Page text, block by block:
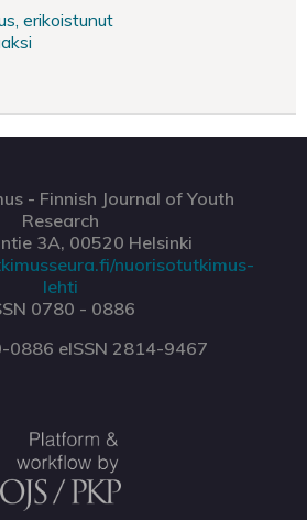
erikoistunut
- Finnish Journal of Youth
Research
3A, 00520 Helsinki
nuorisotutkimus-
lehti
0780 - 0886
0886 eISSN 2814-9467